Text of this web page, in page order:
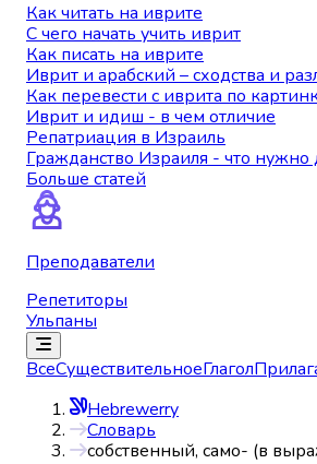
Как читать на иврите
С чего начать учить иврит
Как писать на иврите
Иврит и арабский – сходства и
Как перевести с иврита по
Иврит и идиш - в чем отличие
Репатриация в Израиль
Гражданство Израиля - что нужно
Больше статей
Преподаватели
Репетиторы
Ульпаны
ВсеСуществительноеГлагол
Hebrewerry
Словарь
собственный, само- (в